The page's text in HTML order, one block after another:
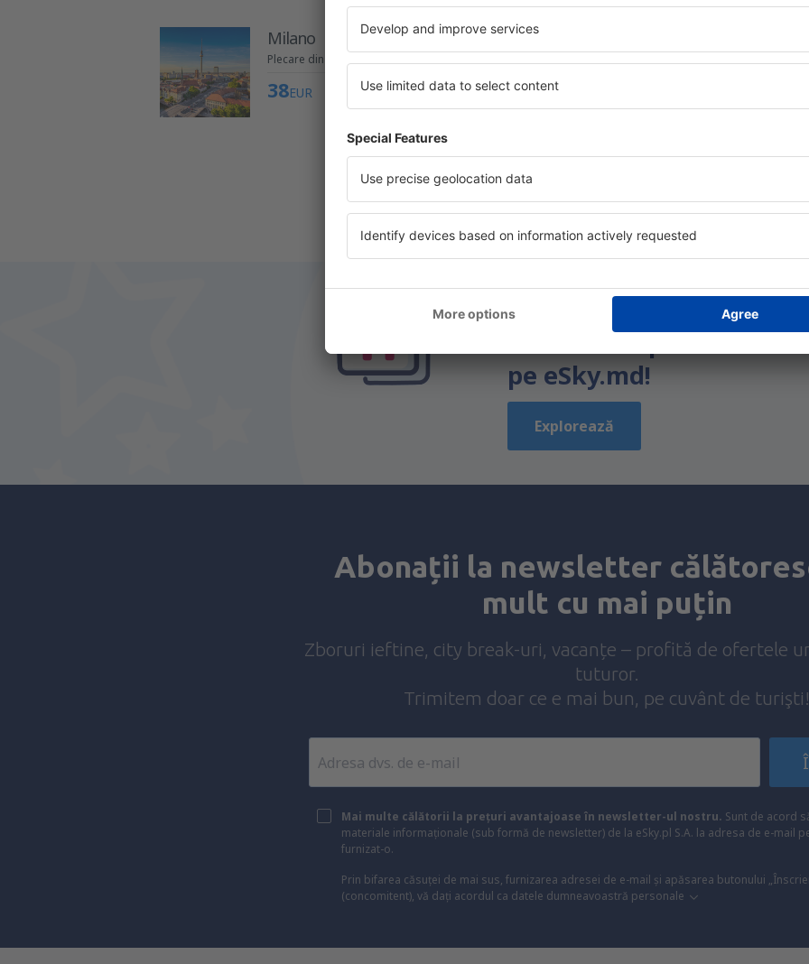
Milano
Plecare din Chișinău
38EUR
Arată mai multe oferte
Economiseşte timp și
Rezervă un pachet Zbor
pe eSky.md!
Explorează
Abonații la newsletter
mult cu mai puțin
Zboruri ieftine, city break-uri, vacanțe – profită de ofertele
tuturor.
Trimitem doar ce e mai bun, pe cuvânt de turişti!
Mai multe călătorii la prețuri avantajoase în newsletter-ul nostru. Sunt de acord
materiale informaționale (sub formă de newsletter) de la eSky.pl S.A. la adresa de e-mail
furnizat-o.
Prin bifarea căsuței de mai sus, furnizarea adresei de e-mail și apăsarea butonului
(concomitent), vă dați acordul ca datele dumneavoastră personale